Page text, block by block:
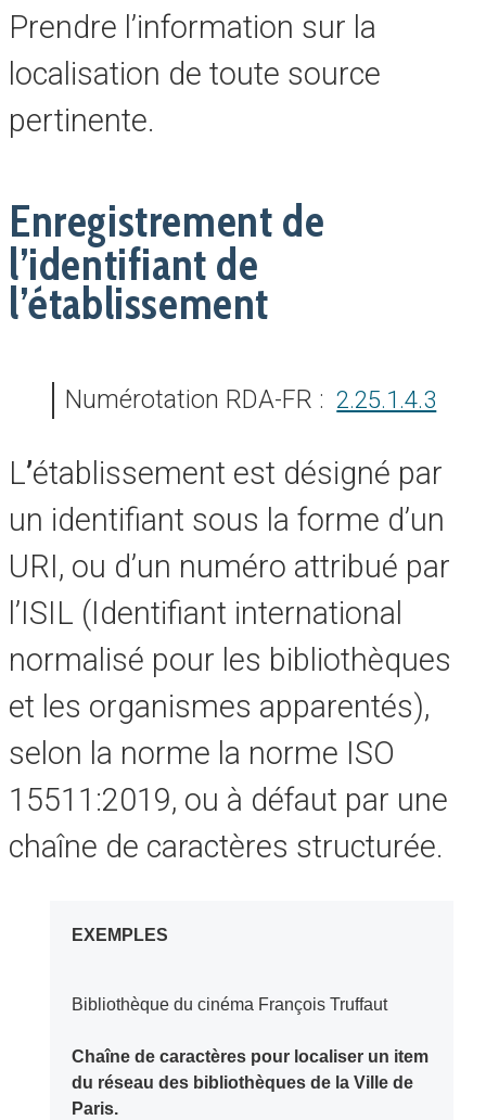
Prendre l’information sur la
localisation de toute source
pertinente.
Enregistrement de
l’identifiant de
l’établissement
Numérotation RDA-FR : 2.25.1.4.3
L’établissement est désigné par
un identifiant sous la forme d’un
URI, ou d’un numéro attribué par
l’ISIL (Identifiant international
normalisé pour les bibliothèques
et les organismes apparentés),
selon la norme la norme ISO
15511:2019, ou à défaut par une
chaîne de caractères structurée.
EXEMPLES
Bibliothèque du cinéma François Truffaut
Chaîne de caractères pour localiser un item
du réseau des bibliothèques de la Ville de
Paris.